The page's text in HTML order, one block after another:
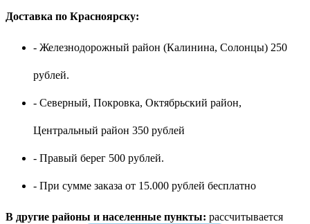
Доставка по Красноярску:
- Железнодорожный район (Калинина, Солонцы) 250
рублей.
- Северный, Покровка, Октябрьский район,
Центральный район 350 рублей
- Правый берег 500 рублей.
- При сумме заказа от 15.000 рублей бесплатно
В другие районы и населенные пункты: рассчитывается